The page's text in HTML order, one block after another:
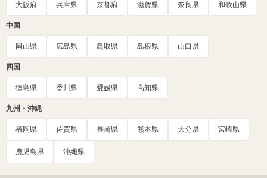
大阪府 兵庫県 京都府 滋賀県 奈良県 和歌山県
中国
岡山県 広島県 鳥取県 島根県 山口県
四国
徳島県 香川県 愛媛県 高知県
九州・沖縄
福岡県 佐賀県 長崎県 熊本県 大分県 宮崎県
鹿児島県 沖縄県